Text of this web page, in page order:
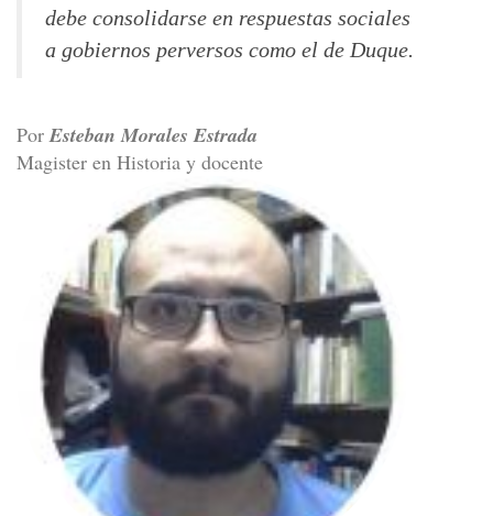
debe consolidarse en respuestas sociales
a gobiernos perversos como el de Duque.
Por Esteban Morales Estrada
Magister en Historia y docente